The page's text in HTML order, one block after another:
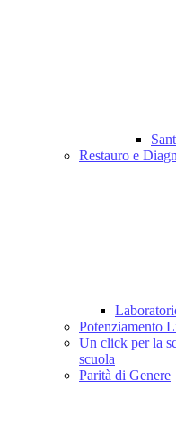
Restauro e
Potenziamento
Un click per la
scuola
Parità di Genere